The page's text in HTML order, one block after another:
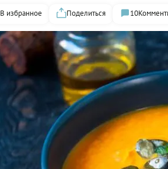
В избранное Поделиться 10